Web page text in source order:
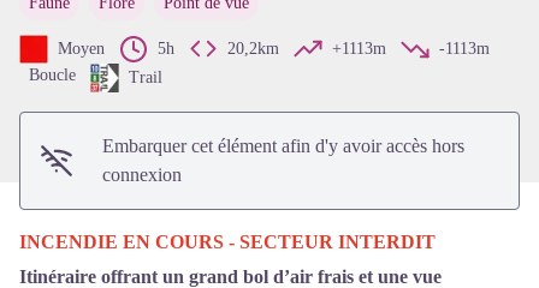
Moyen 5h 20,2km +1113m
-1113m
Boucle
Trail
Embarquer cet élément afin d'y avoir accès hors
connexion
INCENDIE EN COURS - SECTEUR INTERDIT
Itinéraire offrant un grand bol d’air frais et une vue